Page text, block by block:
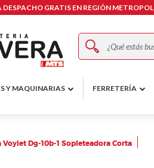
GRATIS EN REGIÓN
Buscar
Y MAQUINARIAS FERRETERÍA
Voylet Dg-10b-1 Sopleteadora Corta